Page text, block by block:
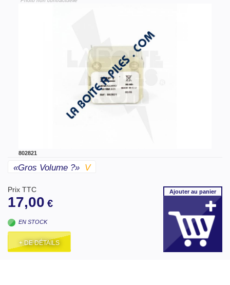
802821
«gros Volume ?» V
Prix TTC
17,00 €
EN STOCK
+ DE DÉTAILS
Ajouterau panier